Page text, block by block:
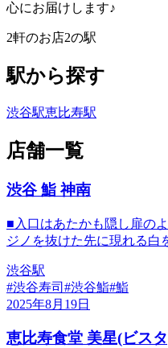
心にお届けします♪
2軒のお店2の駅
駅から探す
渋谷駅恵比寿駅
店舗一覧
渋谷 鮨 神南
■入口はあたかも隠し扉の
ジノを抜けた先に現れる白
渋谷駅
#渋谷寿司 #渋谷鮨#鮨
2025年8月19日
恵比寿食堂 美星(ビス